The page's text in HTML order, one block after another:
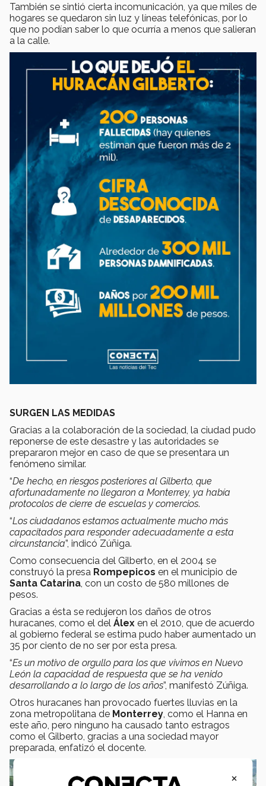
También se sintió cierta incomunicación, ya que miles de
hogares se quedaron sin luz y líneas telefónicas, por lo
que no podían saber lo que ocurría a menos que salieran
a la calle.
SURGEN LAS MEDIDAS
Gracias a la colaboración de la sociedad, la ciudad pudo
reponerse de este desastre y las autoridades se
prepararon mejor en caso de que se presentara un
fenómeno similar.
“De hecho, en riesgos posteriores al Gilberto, que
afortunadamente no llegaron a Monterrey, ya había
protocolos de cierre de escuelas y comercios.
“Los ciudadanos estamos actualmente mucho más
capacitados para responder adecuadamente a esta
circunstancia”, indicó Zúñiga.
Como consecuencia del Gilberto, en el 2004 se
construyó la presa Rompepicos en el municipio de
Santa Catarina, con un costo de 580 millones de
pesos.
Gracias a ésta se redujeron los daños de otros
huracanes, como el del Álex en el 2010, que de acuerdo
al gobierno federal se estima pudo haber aumentado un
35 por ciento de no ser por esta presa.
“Es un motivo de orgullo para los que vivimos en Nuevo
León la capacidad de respuesta que se ha venido
desarrollando a lo largo de los años”, manifestó Zúñiga.
Otros huracanes han provocado fuertes lluvias en la
zona metropolitana de Monterrey, como el Hanna en
este año, pero ninguno ha causado tanto estragos
como el Gilberto, gracias a una sociedad mayor
preparada, enfatizó el docente.
×